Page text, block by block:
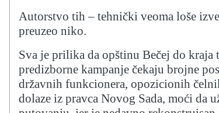
Autorstvo tih – tehnički veoma loše
preuzeo niko.
Sva je prilika da opštinu Bečej do kraja
predizborne kampanje čekaju brojne
državnih funkcionera, opozicionih
dolaze iz pravca Novog Sada, moći da